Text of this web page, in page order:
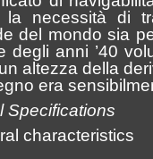
necessità di
del mondo sia
degli anni ’40
altezza della
era
Specifications
characteristics